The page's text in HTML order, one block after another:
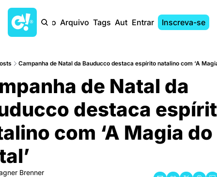
Início Arquivo Tags AutoresEntrar Inscreva-se
Campanha de Natal da Bauducco destaca espírito natalino com ‘A
de Natal da
destaca
com ‘A Magia do
Brenner